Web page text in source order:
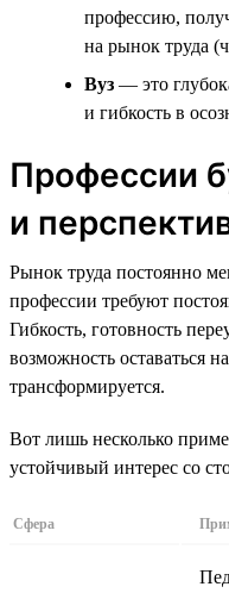
профессию,
на рынок труда
Вуз — это
и гибкость в
Профессии
и
Рынок труда постоянно
профессии требуют
Гибкость, готовность
возможность оставаться
трансформируется.
Вот лишь несколько
устойчивый интерес со
Сфера